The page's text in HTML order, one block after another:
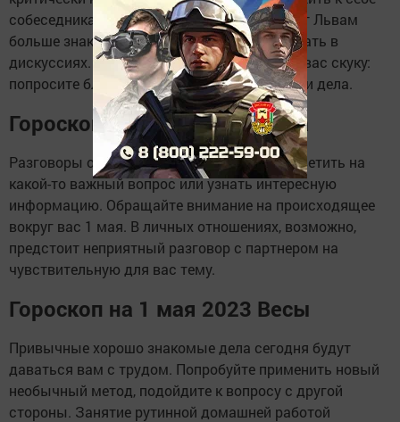
собеседника. Поэтому звезды рекомендуют Львам
больше знакомиться, общаться и участвовать в
дискуссиях. Домашние хлопоты вызовут у вас скуку:
попросите близких помочь или отложите эти дела.
Гороскоп на 1 мая 2023 Дева
Разговоры окружающих людей помогут ответить на
какой-то важный вопрос или узнать интересную
информацию. Обращайте внимание на происходящее
вокруг вас 1 мая. В личных отношениях, возможно,
предстоит неприятный разговор с партнером на
чувствительную для вас тему.
Гороскоп на 1 мая 2023 Весы
Привычные хорошо знакомые дела сегодня будут
даваться вам с трудом. Попробуйте применить новый
необычный метод, подойдите к вопросу с другой
стороны. Занятие рутинной домашней работой